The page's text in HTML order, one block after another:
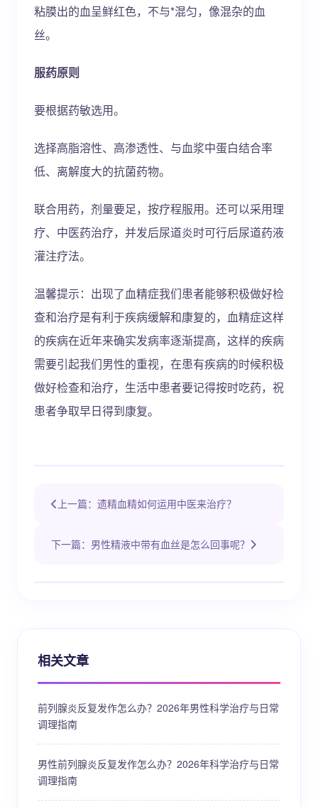
粘膜出的血呈鲜红色，不与*混匀，像混杂的血
丝。
服药原则
要根据药敏选用。
选择高脂溶性、高渗透性、与血浆中蛋白结合率
低、离解度大的抗菌药物。
联合用药，剂量要足，按疗程服用。还可以采用理
疗、中医药治疗，并发后尿道炎时可行后尿道药液
灌注疗法。
温馨提示：出现了血精症我们患者能够积极做好检
查和治疗是有利于疾病缓解和康复的，血精症这样
的疾病在近年来确实发病率逐渐提高，这样的疾病
需要引起我们男性的重视，在患有疾病的时候积极
做好检查和治疗，生活中患者要记得按时吃药，祝
患者争取早日得到康复。
上一篇：遗精血精如何运用中医来治疗？
下一篇：男性精液中带有血丝是怎么回事呢？
相关文章
前列腺炎反复发作怎么办？2026年男性科学治疗与日常
调理指南
男性前列腺炎反复发作怎么办？2026年科学治疗与日常
调理指南